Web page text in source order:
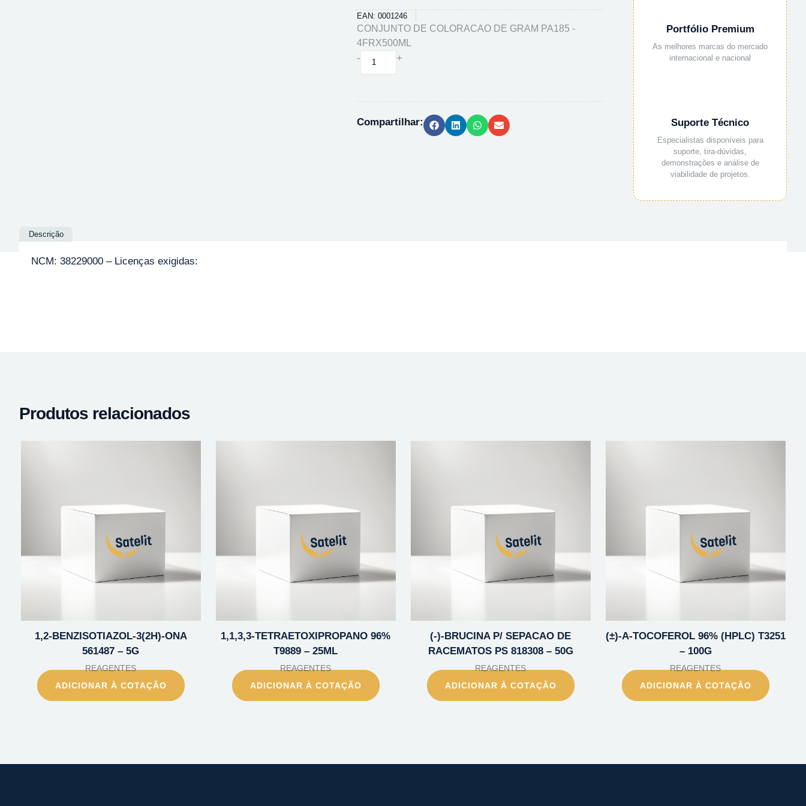
EAN: 0001246
CONJUNTO DE COLORACAO DE GRAM PA185 -
4FRX500ML
-
CONJUNTO
DE
DE
GRAM
+
Compartilhar:
Portfólio Premium
As melhores marcas do mercado
internacional e nacional
Suporte Técnico
Especialistas disponíveis para
suporte, tira-dúvidas,
demonstrações e análise de
viabilidade de projetos.
Descrição
NCM: 38229000 – Licenças exigidas:
Produtos relacionados
1,2-BENZISOTIAZOL-3(2H)-ONA
561487 – 5G
REAGENTES
ADICIONAR À COTAÇÃO
1,1,3,3-TETRAETOXIPROPANO 96%
T9889 – 25ML
REAGENTES
ADICIONAR À COTAÇÃO
(-)-BRUCINA P/ SEPACAO DE
RACEMATOS PS 818308 – 50G
REAGENTES
ADICIONAR À COTAÇÃO
(±)-A-TOCOFEROL 96% (HPLC) T3251
– 100G
REAGENTES
ADICIONAR À COTAÇÃO